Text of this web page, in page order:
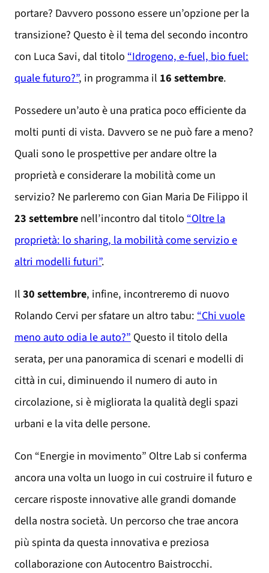
portare? Davvero possono essere un’opzione per la
transizione? Questo è il tema del secondo incontro
con Luca Savi, dal titolo “Idrogeno, e-fuel, bio fuel:
quale futuro?”, in programma il 16 settembre.
Possedere un’auto è una pratica poco efficiente da
molti punti di vista. Davvero se ne può fare a meno?
Quali sono le prospettive per andare oltre la
proprietà e considerare la mobilità come un
servizio? Ne parleremo con Gian Maria De Filippo il
23 settembrenell’incontro dal titolo “Oltre la
proprietà: lo sharing, la mobilità come servizio e
altri modelli futuri”.
Il30 settembre, infine, incontreremo di nuovo
Rolando Cervi per sfatare un altro tabu: “Chi vuole
meno auto odia le auto?” Questo il titolo della
serata, per una panoramica di scenari e modelli di
città in cui, diminuendo il numero di auto in
circolazione, si è migliorata la qualità degli spazi
urbani e la vita delle persone.
Con “Energie in movimento” Oltre Lab si conferma
ancora una volta un luogo in cui costruire il futuro e
cercare risposte innovative alle grandi domande
della nostra società. Un percorso che trae ancora
più spinta da questa innovativa e preziosa
collaborazione con Autocentro Baistrocchi.